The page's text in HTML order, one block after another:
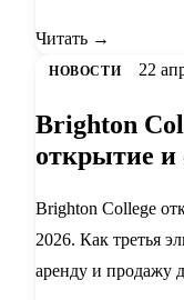
Читать →
НОВОСТИ 22
Brighton
открытие и
Brighton College
2026. Как третья
аренду и продажу